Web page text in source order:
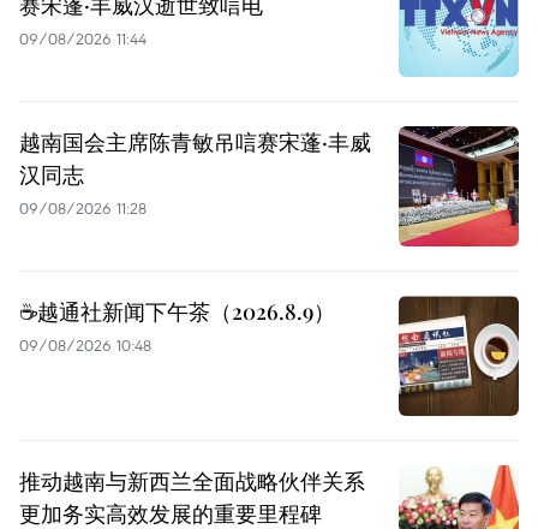
09/08/2026 11:44
越南国会主席陈青敏吊唁赛宋蓬·丰威
汉同志
09/08/2026 11:28
☕️越通社新闻下午茶（2026.8.9）
09/08/2026 10:48
推动越南与新西兰全面战略伙伴关系
更加务实高效发展的重要里程碑